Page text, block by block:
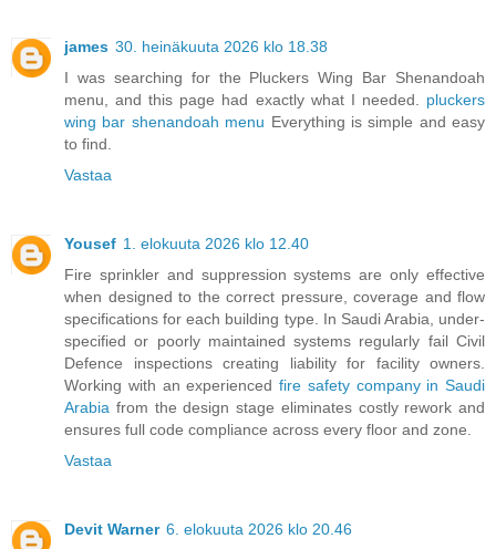
james 30. heinäkuuta 2026 klo 18.38
I was searching for the Pluckers Wing Bar Shenandoah
menu, and this page had exactly what I needed. pluckers
wing bar shenandoah menu Everything is simple and easy
to find.
Vastaa
Yousef 1. elokuuta 2026 klo 12.40
Fire sprinkler and suppression systems are only effective
when designed to the correct pressure, coverage and flow
specifications for each building type. In Saudi Arabia, under-
specified or poorly maintained systems regularly fail Civil
Defence inspections creating liability for facility owners.
Working with an experienced fire safety company in Saudi
Arabia from the design stage eliminates costly rework and
ensures full code compliance across every floor and zone.
Vastaa
Devit Warner 6. elokuuta 2026 klo 20.46